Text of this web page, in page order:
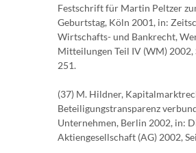
Festschrift für Martin Peltzer
Geburtstag, Köln 2001, in:
Wirtschafts- und Bankrecht,
Mitteilungen Teil IV (WM) 2002,
251.
(37) M. Hildner,
Beteiligungstransparenz
Unternehmen, Berlin 2002, in:
Aktiengesellschaft (AG) 2002,